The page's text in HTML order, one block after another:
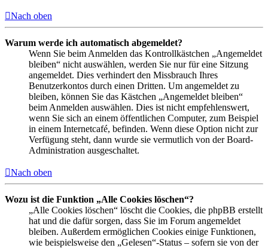
Nach oben
Warum werde ich automatisch abgemeldet?
Wenn Sie beim Anmelden das Kontrollkästchen „Angemeldet
bleiben“ nicht auswählen, werden Sie nur für eine Sitzung
angemeldet. Dies verhindert den Missbrauch Ihres
Benutzerkontos durch einen Dritten. Um angemeldet zu
bleiben, können Sie das Kästchen „Angemeldet bleiben“
beim Anmelden auswählen. Dies ist nicht empfehlenswert,
wenn Sie sich an einem öffentlichen Computer, zum Beispiel
in einem Internetcafé, befinden. Wenn diese Option nicht zur
Verfügung steht, dann wurde sie vermutlich von der Board-
Administration ausgeschaltet.
Nach oben
Wozu ist die Funktion „Alle Cookies löschen“?
„Alle Cookies löschen“ löscht die Cookies, die phpBB erstellt
hat und die dafür sorgen, dass Sie im Forum angemeldet
bleiben. Außerdem ermöglichen Cookies einige Funktionen,
wie beispielsweise den „Gelesen“-Status – sofern sie von der